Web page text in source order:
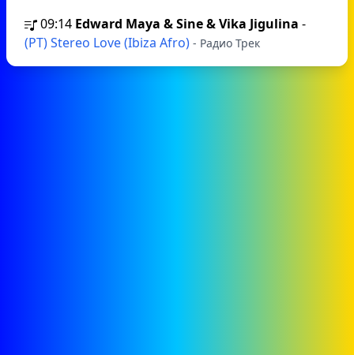
09:14 Edward Maya & Sine & Vika Jigulina -
(РТ) Stereo Love (Ibiza Afro) - Радио Трек